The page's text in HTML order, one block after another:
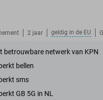
2 jaar geldig in de EU
betrouwbare netwerk van KPN
bellen
sms
GB 5G in NL